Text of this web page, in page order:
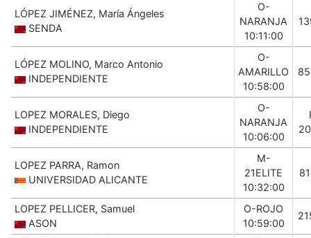
LÓPEZ JIMÉNEZ, María Ángeles
SENDA
O-
NARANJA
10:11:00
LÓPEZ MOLINO, Marco Antonio
INDEPENDIENTE
O-
AMARILLO
10:58:00
LOPEZ MORALES, Diego
INDEPENDIENTE
O-
NARANJA
10:06:00
LOPEZ PARRA, Ramon
UNIVERSIDAD ALICANTE
M-
21ELITE
10:32:00
LOPEZ PELLICER, Samuel
ASON
O-ROJO
10:59:00